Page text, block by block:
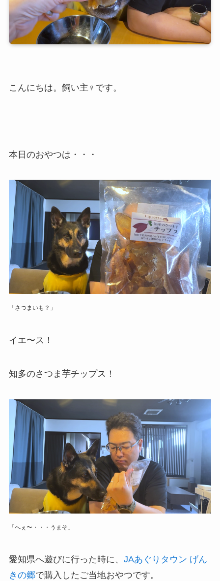
こんにちは。飼い主♀です。
本日のおやつは・・・
「さつまいも？」
イエ〜ス！
知多のさつま芋チップス！
「へぇ〜・・・うまそ」
愛知県へ遊びに行った時に、 JAあぐりタウン げん
きの郷で購入したご当地おやつです。